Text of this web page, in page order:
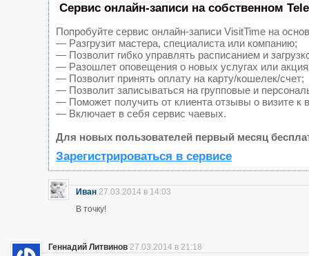
Сервис онлайн-записи на собственном
Попробуйте сервис онлайн-записи VisitTime на
— Разгрузит мастера, специалиста или компанию;
— Позволит гибко управлять расписанием и
— Разошлет оповещения о новых услугах или
— Позволит принять оплату на карту/кошелек/счет;
— Позволит записываться на групповые и
— Поможет получить от клиента отзывы о визите к
— Включает в себя сервис чаевых.
Для новых пользователей первый месяц
Зарегистрироваться в сервисе
Иван 27.03.2014 в 14:03
В точку!
Геннадий Литвинов 27.03.2014 в 21:18